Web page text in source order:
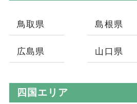
鳥取県 島根県
広島県 山口県
四国エリア